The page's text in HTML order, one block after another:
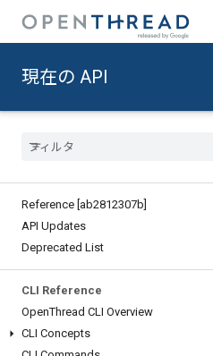
現在の API
Reference [ab2812307b]
API Updates
Deprecated List
CLI Reference
OpenThread CLI Overview
CLI Concepts